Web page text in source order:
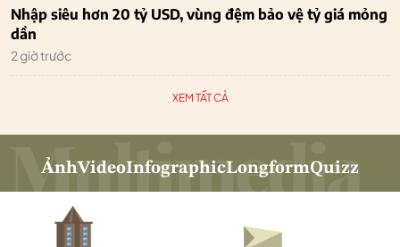
Nhập siêu hơn 20 tỷ USD, vùng đệm bảo vệ tỷ giá mỏng
dần
2 giờ trước
XEM TẤT CẢ
ẢnhVideoInfographicLongformQuizz